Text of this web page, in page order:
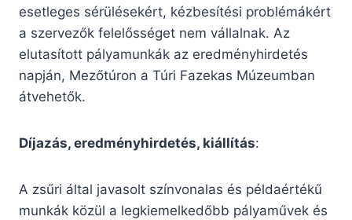
esetleges sérülésekért, kézbesítési problémákért
a szervezők felelősséget nem vállalnak. Az
elutasított pályamunkák az eredményhirdetés
napján, Mezőtúron a Túri Fazekas Múzeumban
átvehetők.
Díjazás, eredményhirdetés, kiállítás:
A zsűri által javasolt színvonalas és példaértékű
munkák közül a legkiemelkedőbb pályaművek és